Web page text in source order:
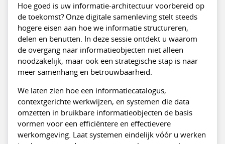
Hoe goed is uw informatie-architectuur voorbereid op
de toekomst? Onze digitale samenleving stelt steeds
hogere eisen aan hoe we informatie structureren,
delen en benutten. In deze sessie ontdekt u waarom
de overgang naar informatieobjecten niet alleen
noodzakelijk, maar ook een strategische stap is naar
meer samenhang en betrouwbaarheid.
We laten zien hoe een informatiecatalogus,
contextgerichte werkwijzen, en systemen die data
omzetten in bruikbare informatieobjecten de basis
vormen voor een efficiëntere en effectievere
werkomgeving. Laat systemen eindelijk vóór u werken